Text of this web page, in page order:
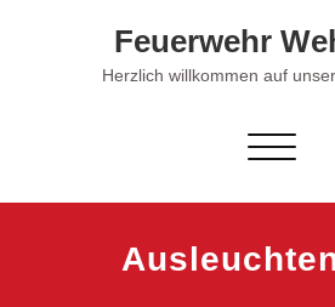
Feuerwehr
Herzlich willkommen auf
Schalte